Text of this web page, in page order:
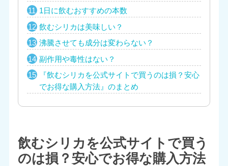
1日に飲むおすすめの本数
飲むシリカは美味しい？
沸騰させても成分は変わらない？
副作用や毒性はない？
『飲むシリカを公式サイトで買うのは損？安心
でお得な購入方法』のまとめ
飲むシリカを公式サイトで買う
のは損？安心でお得な購入方法